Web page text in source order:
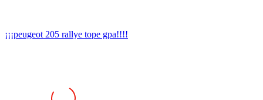
¡¡¡peugeot 205 rallye tope gpa!!!!